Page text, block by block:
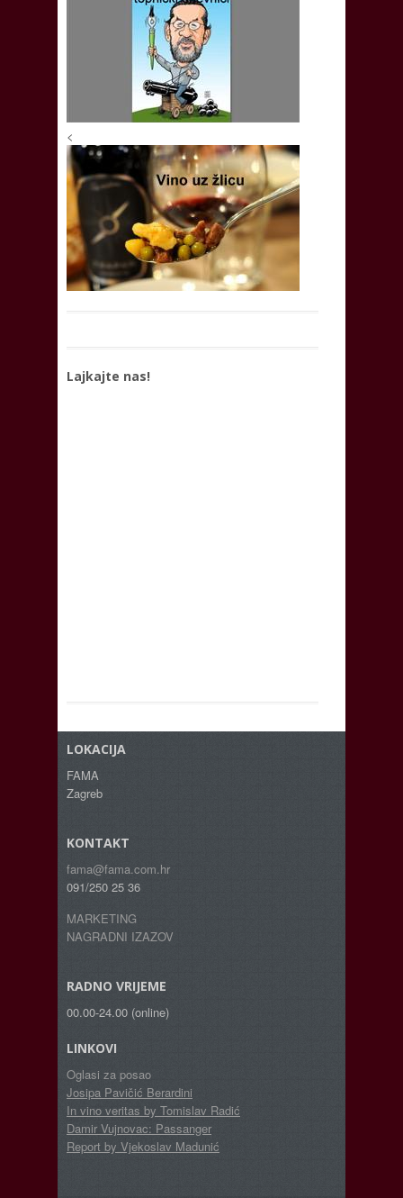
<
Lajkajte nas!
LOKACIJA
FAMA
Zagreb
KONTAKT
fama@fama.com.hr
091/250 25 36
MARKETING
NAGRADNI IZAZOV
RADNO VRIJEME
00.00-24.00 (online)
LINKOVI
Oglasi za posao
Josipa Pavičić Berardini
In vino veritas by Tomislav Radić
Damir Vujnovac: Passanger
Report by Vjekoslav Madunić